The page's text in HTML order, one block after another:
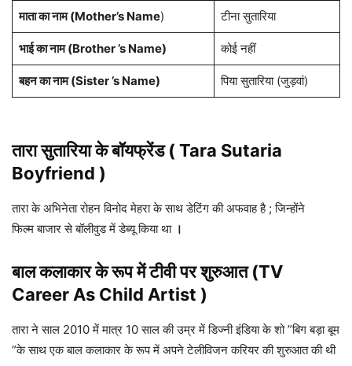
माता का नाम (Mother’s Name) टीना सुतारिया
भाई का नाम (Brother ’s Name) कोई नहीं
बहन का नाम (Sister ’s Name) पिया सुतारिया (जुड़वां)
तारा सुतारिया के बॉयफ्रेंड ( Tara Sutaria
Boyfriend )
तारा के अभिनेता रोहन विनोद मेहरा के साथ डेटिंग की अफवाह है ; जिन्होंने
फिल्म बाजार से बॉलीवुड में डेब्यू किया था ।
बाल कलाकार के रूप में टीवी पर शुरुआत (TV
Career As Child Artist )
तारा ने साल 2010 में मात्र 10 साल की उम्र में डिज्नी इंडिया के शो ”बिग बड़ा बूम
”के साथ एक बाल कलाकार के रूप में अपने टेलीविजन करियर की शुरुआत की थी